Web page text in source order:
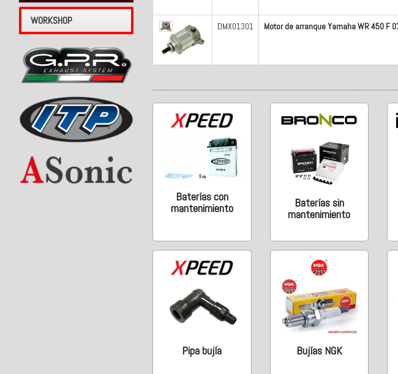
WORKSHOP DMX01301 Motor de arranque Yamaha WR 450 F
Baterías con
mantenimiento
Baterías sin
mantenimiento
Pipa bujía Bujías NGK